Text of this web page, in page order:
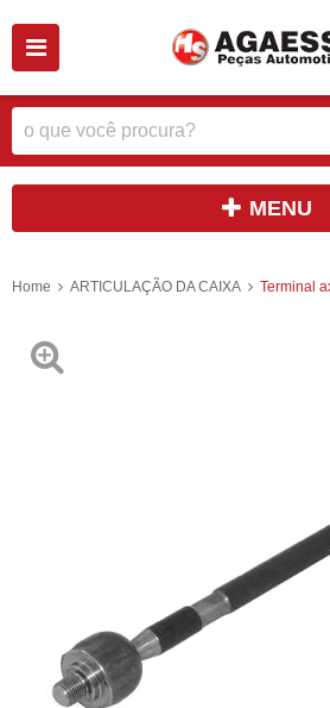
MENU
Home ARTICULAÇÃO DA CAIXA Terminal